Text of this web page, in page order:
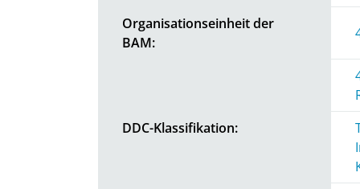
Organisationseinheit der
BAM:
DDC-Klassifikation: